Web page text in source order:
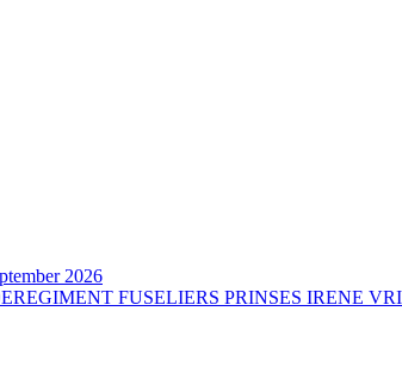
2026
FUSELIERS PRINSES IRENE